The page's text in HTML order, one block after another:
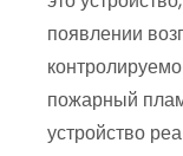
появлении
пожарный
устройство